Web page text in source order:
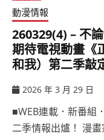
動漫情報
260329(4) – 不
期待電視動畫《
和我）第二季敲
2026 年 3 月 29 日
■WEB連載．新番組
二季情報出爐！ 漫